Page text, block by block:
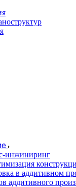
инжиниринг
в аддитивном
аддитивного